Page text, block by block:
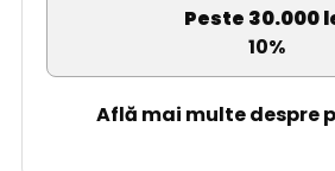
Peste 30.000
10%
Află mai multe despre